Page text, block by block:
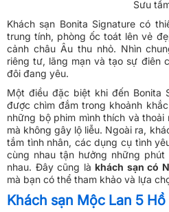
Sưu
Khách sạn Bonita Signature có
trung tính, phòng ốc toát lên vẻ
cảnh châu Âu thu nhỏ. Nhìn
riêng tư, lãng mạn và tạo sự điên
đôi đang yêu.
Một điều đặc biệt khi đến Bonita
được chìm đắm trong khoảnh
những bộ phim mình thích và
mà không gây lộ liễu. Ngoài ra,
tắm tình nhân, các dụng cụ tình
cùng nhau tận hưởng những
nhau. Đây cũng là khách sạn có
mà bạn có thể tham khảo và lựa
Khách sạn Mộc Lan 5